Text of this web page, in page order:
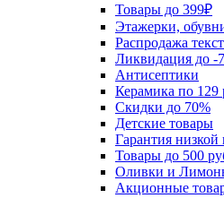
Товары до 399₽
Этажерки,
Распродажа
Ликвидация до -
Антисептики
Керамика по 129
Скидки до 70%
Детские товары
Гарантия
Товары до 500
Оливки и
Акционные